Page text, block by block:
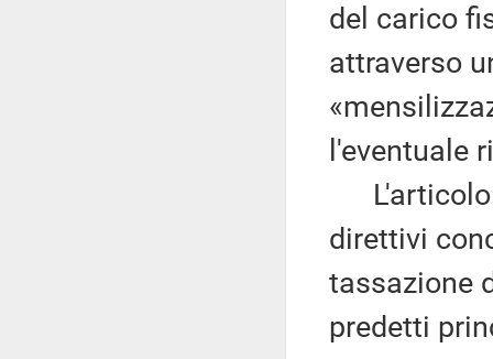
del carico
attraverso
l'eventuale
L'articolo
direttivi
tassazione
predetti